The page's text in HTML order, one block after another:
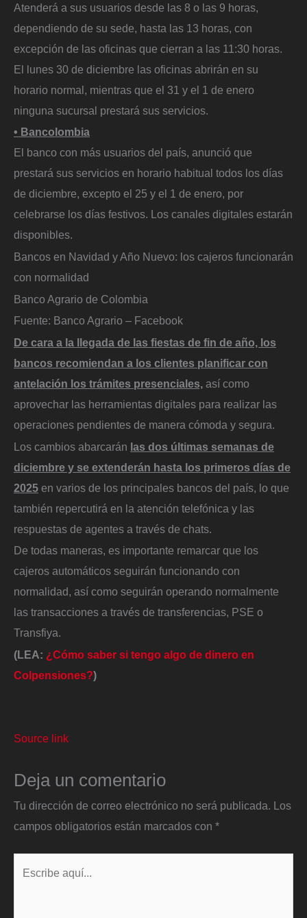
Atenderá a sus usuarios desde las 8 o las 9 horas,
dependiendo de su sede, hasta las 13 horas, con
excepción de las oficinas que cierran a las 11:30 horas.
El lunes 30 de diciembre las oficinas abrirán en su
horario normal, mientras que el 31 y el 1 de enero
ninguna sucursal prestará sus servicios.
• Bancolombia
El banco con más usuarios del país, anunció que
prestará sus servicios en horario habitual todos los días
de diciembre, excepto el 25 y el 1 de enero, por
celebrarse los días festivos. Los canales digitales estarán
disponibles.
Bancos en Navidad y Año Nuevo: los cajeros funcionarán
con normalidad
Banco Agrario de Colombia
Fuente: Banco Agrario – Facebook
De cara a la llegada de las fiestas de fin de año, los
bancos recomiendan a los clientes planificar con
antelación los trámites presenciales, así como
aprovechar las herramientas digitales para realizar las
operaciones pendientes de manera cómoda y segura.
Los cambios abarcarán las dos últimas semanas de
diciembre y se extenderán hasta los primeros días de
2025 en varios de los principales bancos del país, lo que
también repercutirá en la atención telefónica y las
respuestas de agentes a través de chats.
De todas maneras, es importante remarcar que los
cajeros automáticos seguirán funcionando con
normalidad, así como seguirán operando normalmente
las transacciones a través de transferencias, PSE o
Transfiya.
(LEA: ¿Cómo saber si tengo algo de dinero en
Colpensiones?)
Source link
Deja un comentario
Tu dirección de correo electrónico no será publicada. Los
campos obligatorios están marcados con *